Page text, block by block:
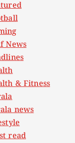
News
& Fitness
news
read